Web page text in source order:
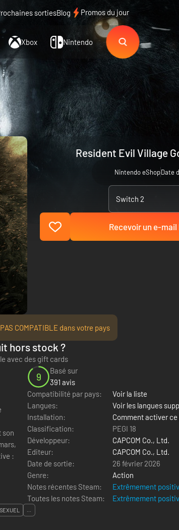
sortiesBlog Promos du jour
Xbox Nintendo
Resident Evil Village
Nintendo eShopDate
Switch 2
Recevoir un e-
COMPATIBLE dans votre pays
hors stock ?
avec des gift cards
son
9
Basé sur
391 avis
Compatibilité par pays:
Voir la liste
Langues:
Voir les langues
Installation:
Comment activer
Classification:
PEGI 18
Développeur:
CAPCOM Co., Ltd.
Editeur:
CAPCOM Co., Ltd.
Date de sortie:
26 février 2026
Genre:
Action
Notes récentes Steam:
Extrêmement
Toutes les notes Steam:
Extrêmement
...